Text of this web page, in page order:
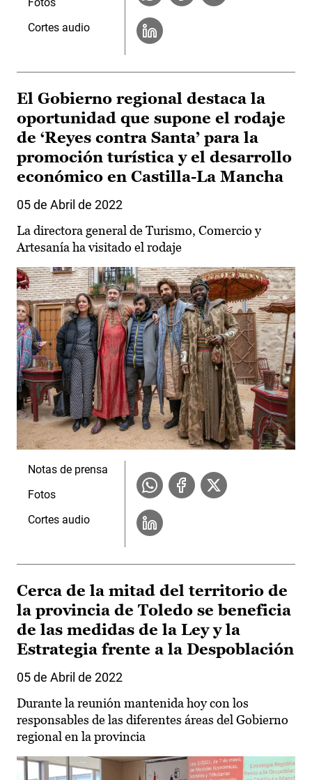
Cortes audio
El Gobierno regional destaca la
oportunidad que supone el rodaje
de ‘Reyes contra Santa’ para la
promoción turística y el desarrollo
económico en Castilla-La Mancha
05 de Abril de 2022
La directora general de Turismo, Comercio y
Artesanía ha visitado el rodaje
Notas de prensa
Fotos
Cortes audio
Cerca de la mitad del territorio de
la provincia de Toledo se beneficia
de las medidas de la Ley y la
Estrategia frente a la Despoblación
05 de Abril de 2022
Durante la reunión mantenida hoy con los
responsables de las diferentes áreas del Gobierno
regional en la provincia